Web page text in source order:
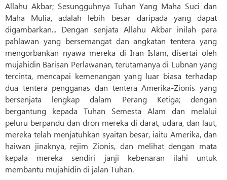
Allahu Akbar; Sesungguhnya Tuhan Yang Maha Suci dan
Maha Mulia, adalah lebih besar daripada yang dapat
digambarkan... Dengan senjata Allahu Akbar inilah para
pahlawan yang bersemangat dan angkatan tentera yang
mengorbankan nyawa mereka di Iran Islam, disertai oleh
mujahidin Barisan Perlawanan, terutamanya di Lubnan yang
tercinta, mencapai kemenangan yang luar biasa terhadap
dua tentera pengganas dan tentera Amerika-Zionis yang
bersenjata lengkap dalam Perang Ketiga; dengan
bergantung kepada Tuhan Semesta Alam dan melalui
peluru berpandu dan dron mereka di darat, udara, dan laut,
mereka telah menjatuhkan syaitan besar, iaitu Amerika, dan
haiwan jinaknya, rejim Zionis, dan melihat dengan mata
kepala mereka sendiri janji kebenaran ilahi untuk
membantu mujahidin di jalan Tuhan.